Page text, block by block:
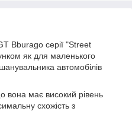
Bburago серії "Street
як для маленького
автомобілів
вона має високий рівень
схожість з